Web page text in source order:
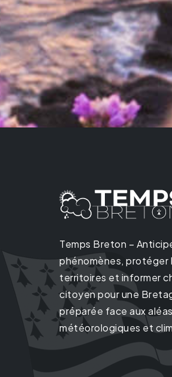
Temps Breton –
phénomènes, protéger
territoires et informer
citoyen pour une
préparée face aux
météorologiques et